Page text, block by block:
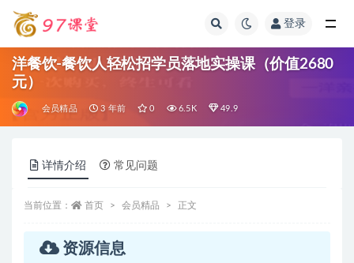
登录
洋餐饮-餐饮人轻松招学员落地实操课（价值2680
元）
会员精品 3 年前 0 6.5K 49.9
详情介绍 常见问题
当前位置： 首页 会员精品 正文
资源信息